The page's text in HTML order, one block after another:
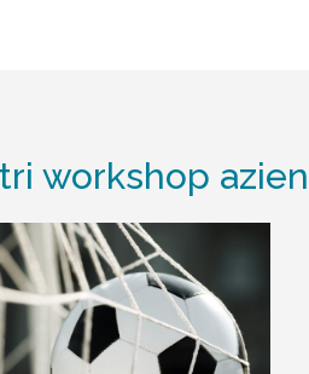
workshop